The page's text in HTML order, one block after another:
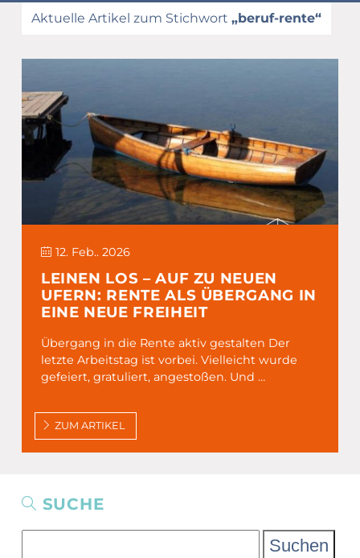
Aktuelle Artikel zum Stichwort „beruf-rente“
12. Feb.. 2026
LEINEN LOS – AUF ZU NEUEN
UFERN: RENTE ALS ÜBERGANG IN
EINE NEUE FREIHEIT
Übergang in die Rente aktiv gestalten Der
letzte Arbeitstag ist vorbei. Vielleicht wurde
gefeiert, gratuliert, angestoßen. Und …
ZUM ARTIKEL
SUCHE